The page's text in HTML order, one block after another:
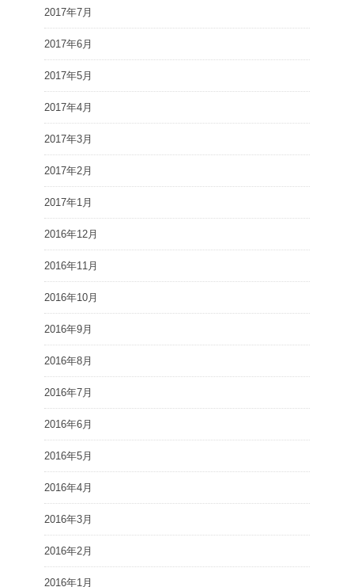
2017年7月
2017年6月
2017年5月
2017年4月
2017年3月
2017年2月
2017年1月
2016年12月
2016年11月
2016年10月
2016年9月
2016年8月
2016年7月
2016年6月
2016年5月
2016年4月
2016年3月
2016年2月
2016年1月